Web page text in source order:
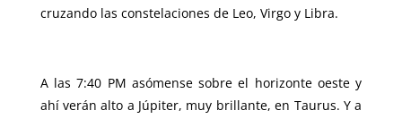
cruzando las constelaciones de Leo, Virgo y Libra.
A las 7:40 PM asómense sobre el horizonte oeste y
ahí verán alto a Júpiter, muy brillante, en Taurus. Y a